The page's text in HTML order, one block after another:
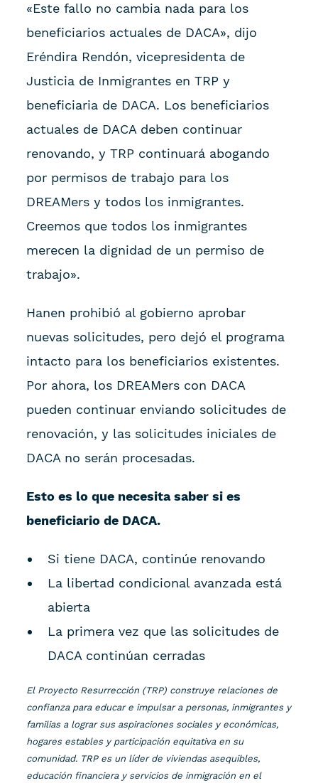
«Este fallo no cambia nada para los
beneficiarios actuales de DACA», dijo
Eréndira Rendón, vicepresidenta de
Justicia de Inmigrantes en TRP y
beneficiaria de DACA. Los beneficiarios
actuales de DACA deben continuar
renovando, y TRP continuará abogando
por permisos de trabajo para los
DREAMers y todos los inmigrantes.
Creemos que todos los inmigrantes
merecen la dignidad de un permiso de
trabajo».
Hanen prohibió al gobierno aprobar
nuevas solicitudes, pero dejó el programa
intacto para los beneficiarios existentes.
Por ahora, los DREAMers con DACA
pueden continuar enviando solicitudes de
renovación, y las solicitudes iniciales de
DACA no serán procesadas.
Esto es lo que necesita saber si es
beneficiario de DACA.
Si tiene DACA, continúe renovando
La libertad condicional avanzada está
abierta
La primera vez que las solicitudes de
DACA continúan cerradas
El Proyecto Resurrección (TRP) construye relaciones de
confianza para educar e impulsar a personas, inmigrantes y
familias a lograr sus aspiraciones sociales y económicas,
hogares estables y participación equitativa en su
comunidad. TRP es un líder de viviendas asequibles,
educación financiera y servicios de inmigración en el